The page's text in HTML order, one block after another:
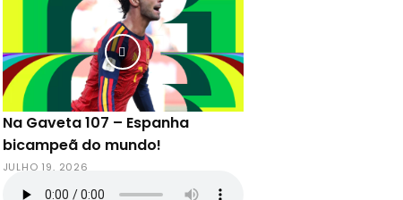
Na Gaveta 107 – Espanha
bicampeã do mundo!
JULHO 19, 2026